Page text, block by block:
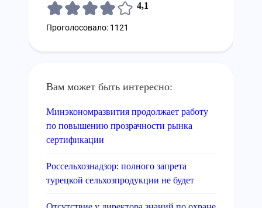
4,1
Проголосовало: 1121
Вам может быть интересно:
Минэкономразвития продолжает работу
по повышению прозрачности рынка
сертификации
Россельхознадзор: полного запрета
турецкой сельхозпродукции не будет